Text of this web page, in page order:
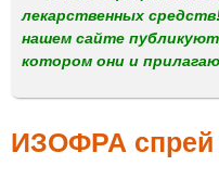
м
е
н
лекарственных
нашем сайте
котором они и
ИЗОФРА спрей